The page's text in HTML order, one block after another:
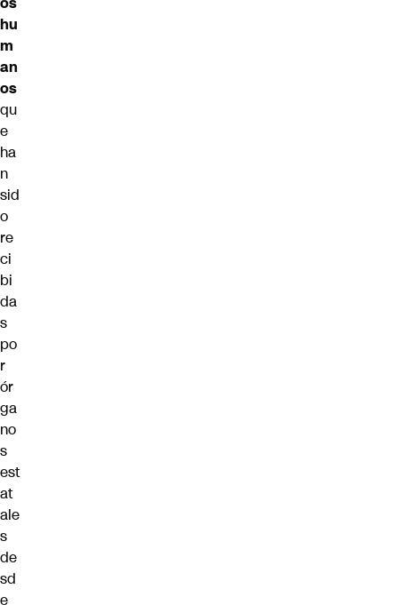
hu
m
an
os
qu
e
ha
n
sid
o
re
ci
bi
da
s
po
r
ór
ga
no
s
est
at
ale
s
de
sd
e